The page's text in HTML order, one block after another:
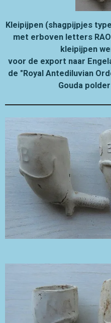
Kleipijpen (shagpijpjes
met erboven letters
kleipijpen
voor de export naar
de "Royal Antediluvian
Gouda